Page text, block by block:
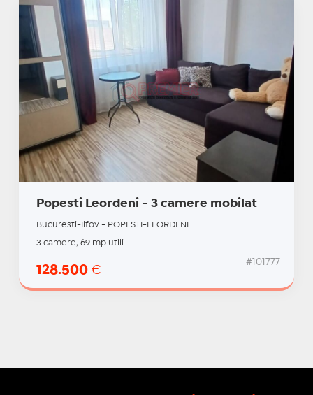
Popesti Leordeni - 3 camere mobilat
Bucuresti-Ilfov - POPESTI-LEORDENI
3 camere, 69 mp utili
128.500 €
#101777